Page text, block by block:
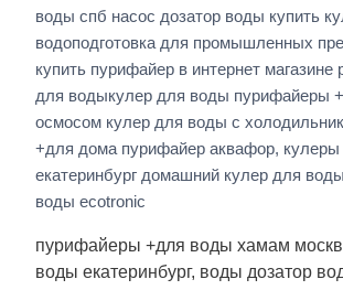
воды спб насос дозатор воды купить
водоподготовка для промышленных
купить пурифайер в интернет магазине
для водыкулер для воды пурифайеры
осмосом кулер для воды с
+для дома пурифайер аквафор,
екатеринбург домашний кулер для
воды ecotronic
пурифайеры +для воды хамам
воды екатеринбург, воды дозатор